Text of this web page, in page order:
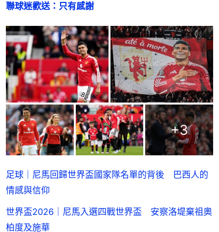
聯球迷歡送：只有感謝
+3
足球｜尼馬回歸世界盃國家隊名單的背後 巴西人的
情感與信仰
世界盃2026｜尼馬入選四戰世界盃 安察洛堤棄祖奧
柏度及施華